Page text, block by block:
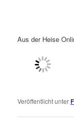
Aus der Heise
Veröffentlicht unter